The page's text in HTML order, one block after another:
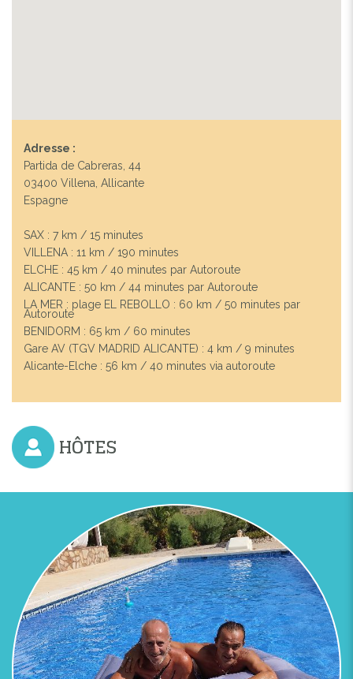
Adresse :
Partida de Cabreras, 44
03400 Villena, Allicante
Espagne
SAX : 7 km / 15 minutes
VILLENA : 11 km / 190 minutes
ELCHE : 45 km / 40 minutes par Autoroute
ALICANTE : 50 km / 44 minutes par Autoroute
LA MER : plage EL REBOLLO : 60 km / 50 minutes par
Autoroute
BENIDORM : 65 km / 60 minutes
Gare AV (TGV MADRID ALICANTE) : 4 km / 9 minutes
Alicante-Elche : 56 km / 40 minutes via autoroute
HÔTES